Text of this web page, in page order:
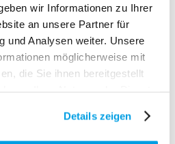
wir Informationen zu Ihrer
an unsere Partner für
und Analysen weiter. Unsere
möglicherweise mit
die Sie ihnen bereitgestellt
Details zeigen
darauf ausgerichtet
als auch erfahrenen Profis
und tiefgreifendes